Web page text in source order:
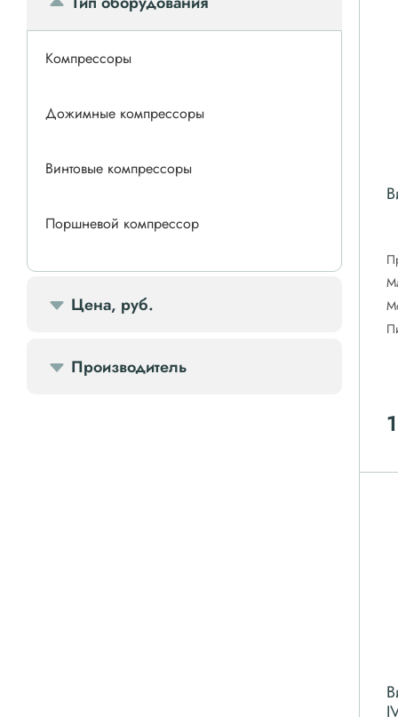
Компрессоры
Дожимные компрессоры
Винтовые компрессоры
Поршневой компрессор
Спиральные компрессоры
Цена, руб.
Производитель